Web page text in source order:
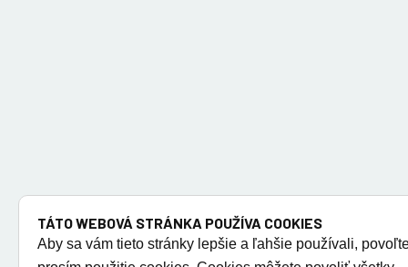
TÁTO WEBOVÁ STRÁNKA POUŽÍVA COOKIES
Aby sa vám tieto stránky lepšie a ľahšie používali,